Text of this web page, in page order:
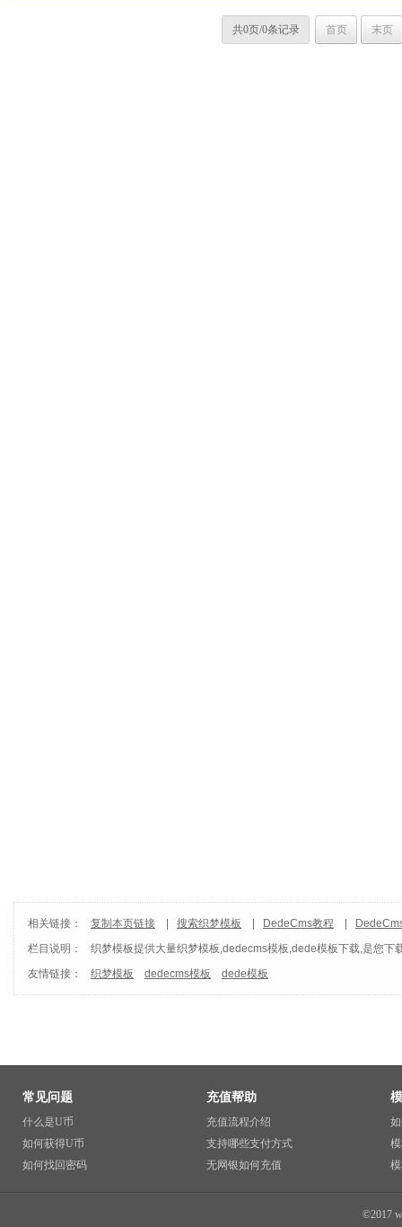
共0页/0条记录 首页 末页
相关链接： 复制本页链接 搜索织梦模板 DedeCms教程
栏目说明：
织梦模板提供大量织梦模板,dedecms模板,dede模板下载,是您
友情链接：
织梦模板 dedecms模板 dede模板
常见问题
什么是U币
如何获得U币
如何找回密码
充值帮助
充值流程介绍
支持哪些支付方式
无网银如何充值
©2017